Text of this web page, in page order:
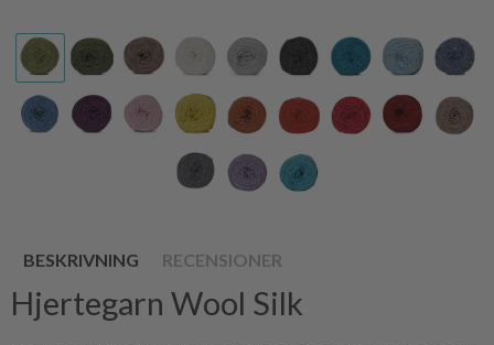
BESKRIVNING RECENSIONER
Hjertegarn Wool Silk